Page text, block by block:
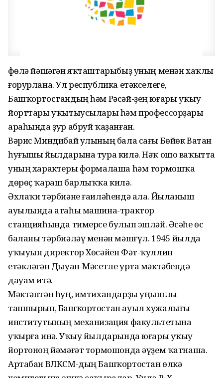
Өфөлә йәшәгән яҡташтарыбыҙ уның менән хаҡлы
ғорурлана. Ул республика етәкселеге,
Башҡортостандың һәм Рәсәй-ҙең юғары уҡыу
йорттары уҡытыусылары һәм профессорҙары
араһында ҙур абруй ҡаҙанған.
Вәрис Миндибай улының бала сағы Бөйөк Ватан
һуғышы йылдарына тура килә. Нәҡ ошо ваҡытта
уның характеры формалаша һәм тормошҡа
дөрөҫ ҡараш барлыҡҡа килә.
Әхлаҡи тәрбиәне ғаиләһендә ала. Йыланыш
ауылында атаһы машина-трактор
станцияһында тимерсе булып эшләй. Әсәһе өс
баланы тәрбиәләү менән мәшғүл. 1945 йылда
уҡыуын директор Хөсәйен Фәт-ҡуллин
етәкләгән Дыуан-Мәсетле урта мәктәбендә
дауам итә.
Мәктәптән һуң, имтихандарҙы уңышлы
тапшырып, Башҡортостан ауыл хужалығы
институтының механизация факультетына
уҡырға инә. Уҡыу йылдарында юғары уҡыу
йортоноң йәмәғәт тормошонда әүҙем ҡатнаша.
Артабан ВЛКСМ-дың Башҡортостан өлкә